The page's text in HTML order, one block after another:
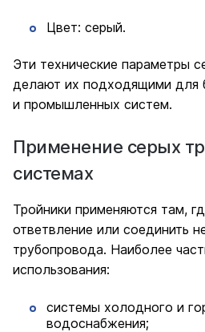
Цвет: серый.
Эти технические параметры
делают их подходящими для
и промышленных систем.
Применение серых
системах
Тройники применяются там,
ответвление или соединить
трубопровода. Наиболее
использования:
системы холодного и
водоснабжения;